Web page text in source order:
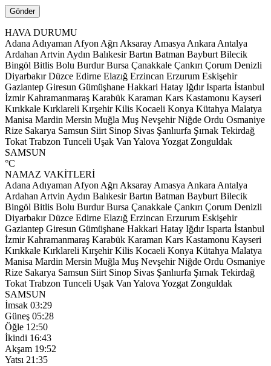
HAVA DURUMU
AdanaAdıyamanAfyonAğrıAksarayAmasyaAnkaraAntalya
ArdahanArtvinAydın Balıkesir Bartın Batman Bayburt Bilecik
Bingöl Bitlis Bolu Burdur Bursa Çanakkale Çankırı Çorum Denizli
Diyarbakır Düzce Edirne Elazığ Erzincan Erzurum Eskişehir
Gaziantep Giresun Gümüşhane Hakkari Hatay Iğdır Isparta İstanbul
İzmir Kahramanmaraş Karabük Karaman Kars Kastamonu Kayseri
Kırıkkale Kırklareli Kırşehir Kilis Kocaeli Konya Kütahya Malatya
Manisa Mardin Mersin Muğla Muş Nevşehir Niğde Ordu Osmaniye
Rize Sakarya Samsun Siirt Sinop Sivas Şanlıurfa Şırnak Tekirdağ
Tokat Trabzon Tunceli Uşak VanYalovaYozgat Zonguldak
SAMSUN
°C
NAMAZ VAKİTLERİ
AdanaAdıyamanAfyonAğrıAksarayAmasyaAnkaraAntalya
ArdahanArtvinAydın Balıkesir Bartın Batman Bayburt Bilecik
Bingöl Bitlis Bolu Burdur Bursa Çanakkale Çankırı Çorum Denizli
Diyarbakır Düzce Edirne Elazığ Erzincan Erzurum Eskişehir
Gaziantep Giresun Gümüşhane Hakkari Hatay Iğdır Isparta İstanbul
İzmir Kahramanmaraş Karabük Karaman Kars Kastamonu Kayseri
Kırıkkale Kırklareli Kırşehir Kilis Kocaeli Konya Kütahya Malatya
Manisa Mardin Mersin Muğla Muş Nevşehir Niğde Ordu Osmaniye
Rize Sakarya Samsun Siirt Sinop Sivas Şanlıurfa Şırnak Tekirdağ
Tokat Trabzon Tunceli Uşak VanYalovaYozgat Zonguldak
SAMSUN
İmsak 03:29
Güneş 05:28
Öğle 12:50
İkindi 16:43
Akşam 19:52
Yatsı 21:35